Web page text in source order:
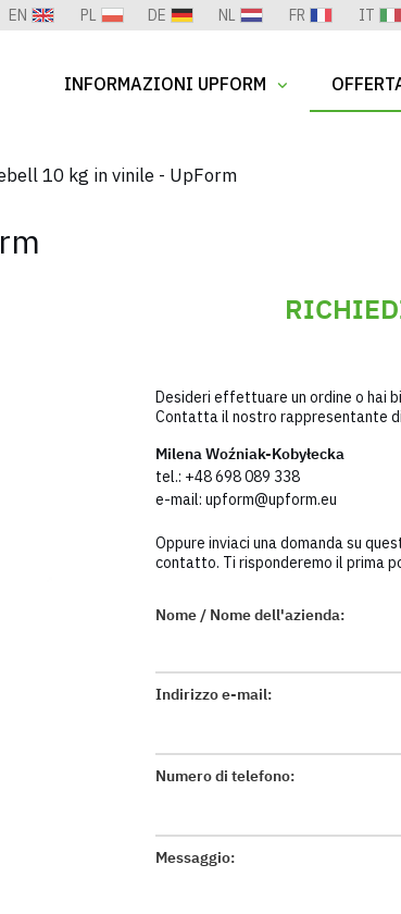
IT
FR
NL
DE
PL
EN
INFORMAZIONI UPFORM
10 kg in vinile - UpForm
Desideri effettuare un ordine o hai
Contatta il nostro rappresentante
Milena Woźniak-Kobyłecka
tel.: +48 698 089 338
e-mail: upform@upform.eu
Oppure inviaci una domanda su
contatto. Ti risponderemo il prima
Nome / Nome dell'azienda:
Indirizzo e-mail:
Numero di telefono:
Messaggio: